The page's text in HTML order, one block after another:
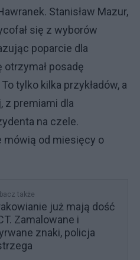
Stanisław Mazur,
się z wyborów
poparcie dla
otrzymał posadę
tylko kilka przykładów, a
z premiami dla
na czele.
mówią od miesięcy o
także
już mają dość
Zamalowane i
znaki, policja